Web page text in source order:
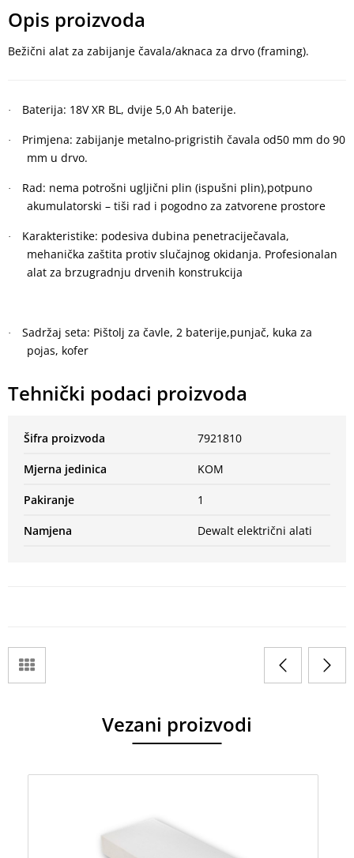
Opis proizvoda
Bežični alat za zabijanje čavala/aknaca za drvo (framing).
· Baterija: 18V XR BL, dvije 5,0 Ah baterije.
·
Primjena: zabijanje metalno-prigristih čavala od50 mm do 90
mm u drvo.
·
Rad: nema potrošni ugljični plin (ispušni plin),potpuno
akumulatorski – tiši rad i pogodno za zatvorene prostore
·
Karakteristike: podesiva dubina penetraciječavala,
mehanička zaštita protiv slučajnog okidanja. Profesionalan
alat za brzugradnju drvenih konstrukcija
·
Sadržaj seta: Pištolj za čavle, 2 baterije,punjač, kuka za
pojas, kofer
Tehnički podaci proizvoda
Šifra proizvoda 7921810
Mjerna jedinica KOM
Pakiranje 1
Namjena Dewalt električni alati
Vezani proizvodi